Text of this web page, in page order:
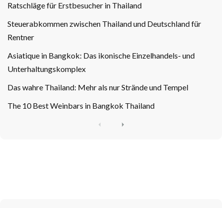
Ratschläge für Erstbesucher in Thailand
Steuerabkommen zwischen Thailand und Deutschland für
Rentner
Asiatique in Bangkok: Das ikonische Einzelhandels- und
Unterhaltungskomplex
Das wahre Thailand: Mehr als nur Strände und Tempel
The 10 Best Weinbars in Bangkok Thailand
P
N